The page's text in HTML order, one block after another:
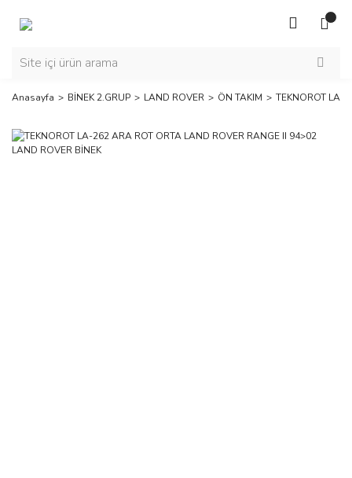
Anasayfa BİNEK 2.GRUP LAND ROVER ÖN TAKIM TEKNOROT LA-